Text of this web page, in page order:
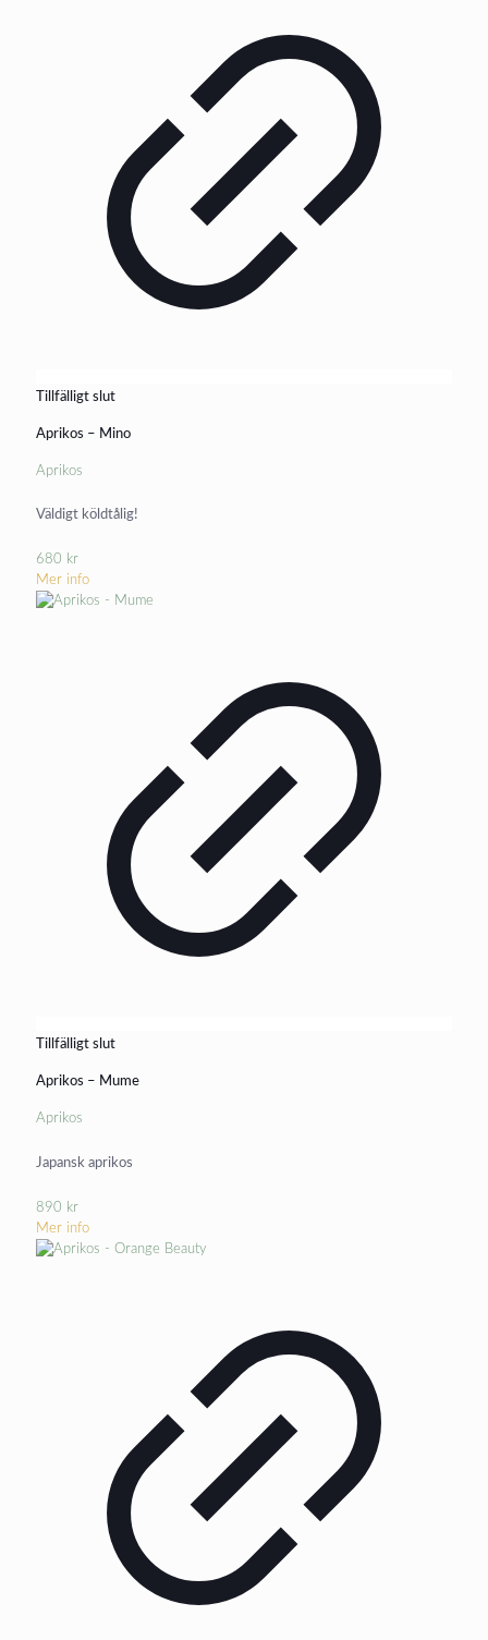
Tillfälligt slut
Aprikos – Mino
Aprikos
Väldigt köldtålig!
680 kr
Mer info
Tillfälligt slut
Aprikos – Mume
Aprikos
Japansk aprikos
890 kr
Mer info